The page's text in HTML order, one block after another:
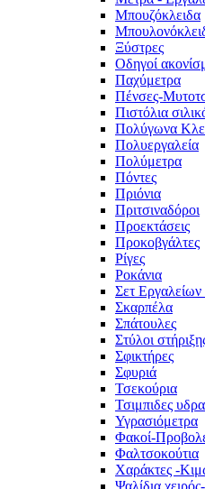
Μπουζόκλειδα
Ξύστρες
Οδηγοί
Παχύμετρα
Πένσες-
Πιστόλια
Πολύγωνα
Πολυεργαλεία
Πολύμετρα
Πόντες
Πριόνια
Πριτσιναδόροι
Προεκτάσεις
Προκοβγάλτες
Ρίγες
Ροκάνια
Σετ Εργαλείων
Σκαρπέλα
Σπάτουλες
Στύλοι
Σφικτήρες
Σφυριά
Τσεκούρια
Τσιμπιδες
Υγρασιόμετρα
Φακοί-
Φαλτσοκούτια
Χαράκτες -
Ψαλίδια